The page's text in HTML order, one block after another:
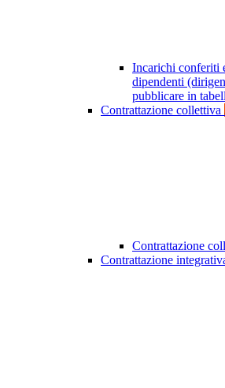
Incarichi conferiti
dipendenti
pubblicare in
Contrattazione collettiva
Contrattazione
Contrattazione